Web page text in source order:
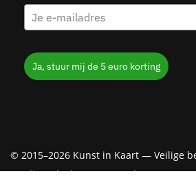
Ja, stuur mij de 5 euro korting
© 2015–2026 Kunst in Kaart — Veilige
Creditcard, Klarna & PayPal